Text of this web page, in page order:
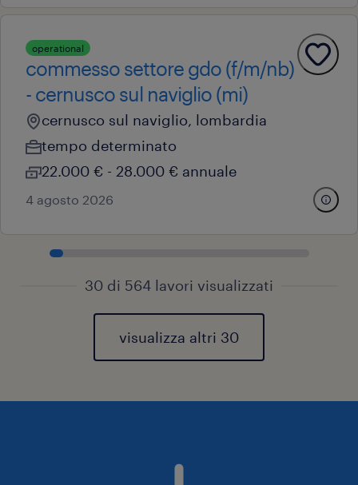
operational
commesso settore gdo (f/m/nb)
- cernusco sul naviglio (mi)
cernusco sul naviglio, lombardia
tempo determinato
22.000 € - 28.000 € annuale
4 agosto 2026
30 di 564 lavori visualizzati
visualizza altri 30